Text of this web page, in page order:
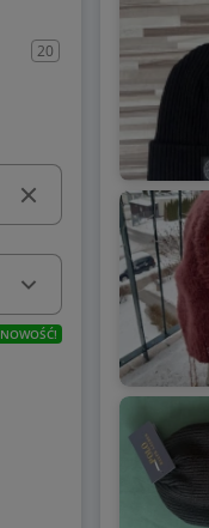
20
NOWOŚĆ!